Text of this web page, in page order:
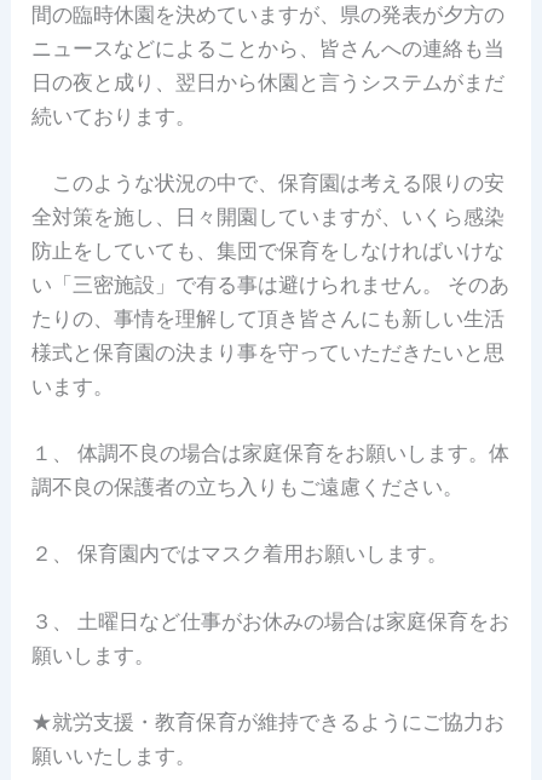
間の臨時休園を決めていますが、県の発表が夕方の
ニュースなどによることから、皆さんへの連絡も当
日の夜と成り、翌日から休園と言うシステムがまだ
続いております。
このような状況の中で、保育園は考える限りの安
全対策を施し、日々開園していますが、いくら感染
防止をしていても、集団で保育をしなければいけな
い「三密施設」で有る事は避けられません。 そのあ
たりの、事情を理解して頂き皆さんにも新しい生活
様式と保育園の決まり事を守っていただきたいと思
います。
１、 体調不良の場合は家庭保育をお願いします。体
調不良の保護者の立ち入りもご遠慮ください。
２、 保育園内ではマスク着用お願いします。
３、 土曜日など仕事がお休みの場合は家庭保育をお
願いします。
★就労支援・教育保育が維持できるようにご協力お
願いいたします。